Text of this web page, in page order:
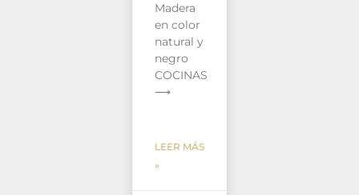
Madera
en color
natural y
negro
COCINAS
⟶
LEER MÁS
»